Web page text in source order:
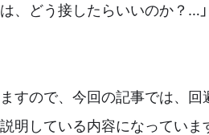
、どう接したらいいのか？…
すので、今回の記事では、回
明している内容になっていま